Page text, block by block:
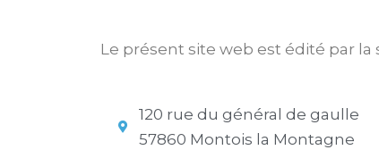
Le présent site web est édité par la
120 rue du général de gaulle
57860 Montois la Montagne